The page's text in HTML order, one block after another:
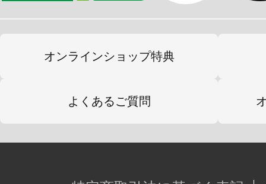
オンラインショップ特典
よくあるご質問